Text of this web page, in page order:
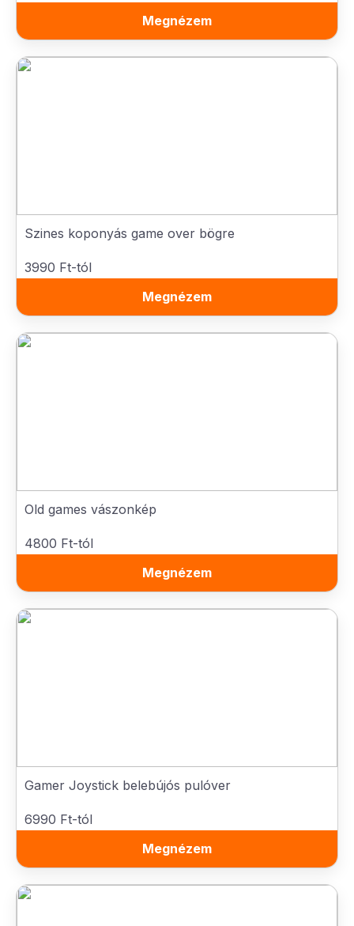
Megnézem
Szines koponyás game over bögre
3990 Ft-tól
Megnézem
Old games vászonkép
4800 Ft-tól
Megnézem
Gamer Joystick belebújós pulóver
6990 Ft-tól
Megnézem